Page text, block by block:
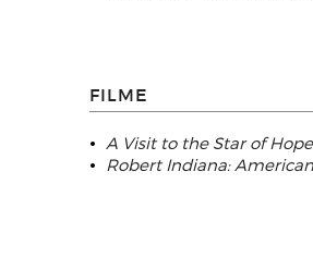
FILME
A Visit to the Star of
Robert Indiana: